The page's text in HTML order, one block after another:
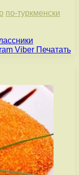
по-туркменски
Viber Печатать